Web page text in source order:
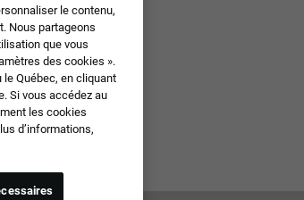
le contenu,
Nous partageons
que vous
des cookies ».
le Québec, en cliquant
Si vous accédez au
les cookies
d’informations,